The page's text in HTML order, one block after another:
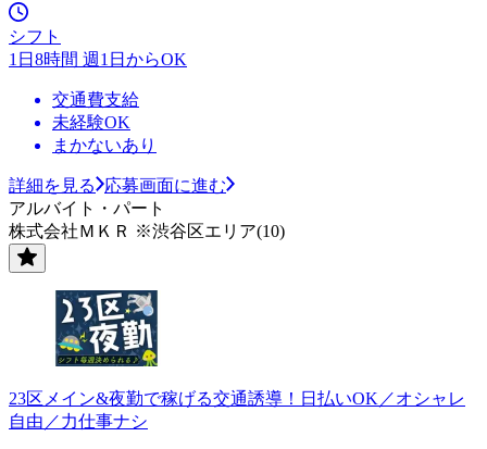
シフト
1日8時間 週1日からOK
交通費支給
未経験OK
まかないあり
詳細を見る
応募画面に進む
アルバイト・パート
株式会社ＭＫＲ ※渋谷区エリア(10)
23区メイン&夜勤で稼げる交通誘導！日払いOK／オシャレ
自由／力仕事ナシ